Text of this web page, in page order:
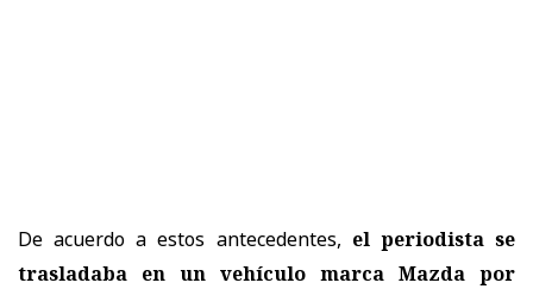
De acuerdo a estos antecedentes, el periodista se
trasladaba en un vehículo marca Mazda por